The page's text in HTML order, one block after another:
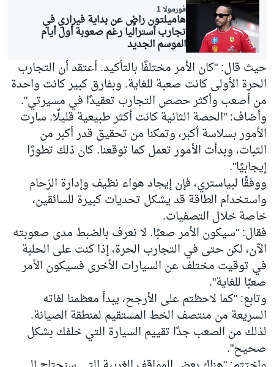
فورمولا 1
هاميلتون راضٍ عن بداية فيراري في
تجارب أستراليا رغم صعوبة أول أيام
الموسم الجديد
حيث قال: "كان الأمر مختلفًا بالتأكيد. أعتقد أن التجارب
الحرة الأولى كانت صعبة للغاية. وبفارق كبير كانت واحدة
من أصعب وأكثر حصص التجارب تعقيدًا في مسيرتي".
وأضاف: "الحصة الثانية كانت أكثر طبيعية قليلًا. سارت
الأمور بسلاسة أكبر، وتمكنا من تحقيق قدر أكبر من
الثبات، وبدأت الأمور تعمل كما توقعنا. كان ذلك تطورًا
إيجابيًا".
ووفقًا لبياستري، فإن إيجاد هواء نظيف وإدارة الزحام
واستخدام الطاقة قد يشكل تحديات كبيرة للسائقين،
خاصة خلال التصفيات.
فقال: "سيكون الأمر صعبًا. لا نعرف بالضبط مدى صعوبته
الآن، لكن حتى في التجارب الحرة، إذا كنت على الحلبة
في توقيت مختلف عن السيارات الأخرى فسيكون الأمر
صعبًا للغاية".
وتابع: "كما لاحظتم على الأرجح، يبدأ معظمنا لفاته
السريعة من منتصف الخط المستقيم لمنطقة الصيانة.
لذلك من الصعب جدًا تقييم السيارة التي خلفك بشكل
صحيح".